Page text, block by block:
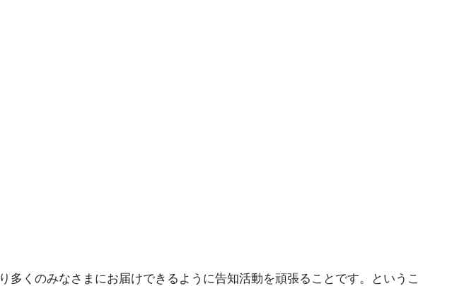
くのみなさまにお届けできるように告知活動を頑張ることです。というこ